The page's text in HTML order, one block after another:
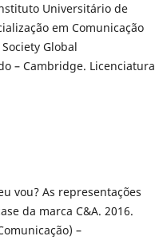
Universitário de
em Comunicação
Global
– Cambridge. Licenciatura
vou? As representações
da marca C&A. 2016.
–